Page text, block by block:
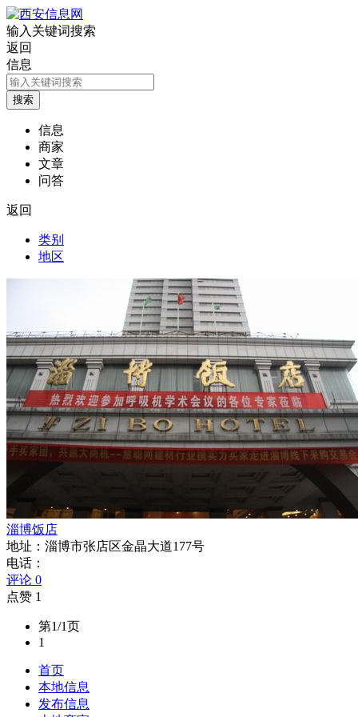
输入关键词搜索
返回
信息
信息
商家
文章
问答
返回
类别
地区
淄博饭店
地址：淄博市张店区金晶大道177号
电话：
评论 0
点赞 1
第1/1页
1
首页
本地信息
发布信息